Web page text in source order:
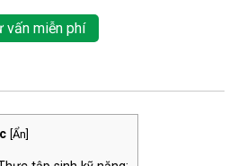
vấn miễn phí
[Ẩn]